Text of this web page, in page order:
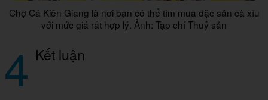
Chợ Cá Kiên Giang là nơi bạn có thể tìm mua đặc sản cà xỉu
với mức giá rất hợp lý. Ảnh: Tạp chí Thuỷ sản
4 Kết luận